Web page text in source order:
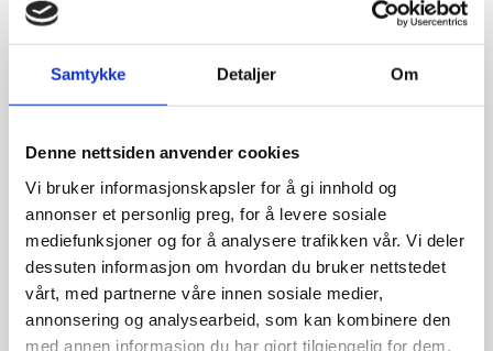
Samtykke Detaljer Om
Denne nettsiden anvender cookies
Vi bruker informasjonskapsler for å gi innhold og
annonser et personlig preg, for å levere sosiale
mediefunksjoner og for å analysere trafikken vår. Vi deler
dessuten informasjon om hvordan du bruker nettstedet
vårt, med partnerne våre innen sosiale medier,
annonsering og analysearbeid, som kan kombinere den
med annen informasjon du har gjort tilgjengelig for dem,
Solduggstien 14.
Averøy.